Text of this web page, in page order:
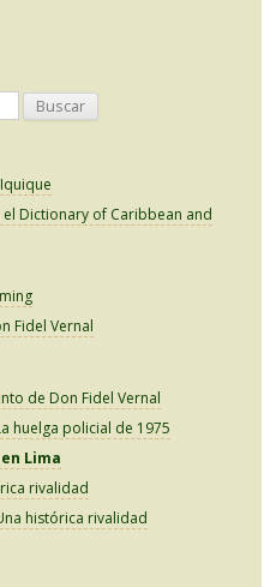
Dictionary of Caribbean and
Fidel Vernal
de Don Fidel Vernal
huelga policial de 1975
Lima
rivalidad
histórica rivalidad